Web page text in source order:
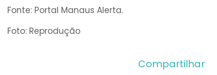
Fonte: Portal Manaus Alerta.
Foto: Reprodução
Compartilhar